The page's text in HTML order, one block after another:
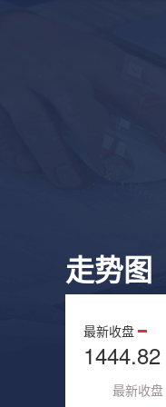
走势图
最新收盘
1444.82